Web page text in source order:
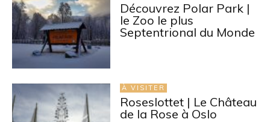
Découvrez Polar Park |
le Zoo le plus
Septentrional du Monde
À VISITER
Roseslottet | Le Château
de la Rose à Oslo